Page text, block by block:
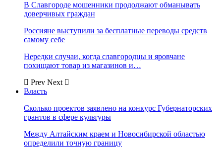
В Славгороде мошенники продолжают обманывать
доверчивых граждан
Россияне выступили за бесплатные переводы средств
самому себе
Нередки случаи, когда славгородцы и яровчане
похищают товар из магазинов и…
Prev Next
Власть
Сколько проектов заявлено на конкурс Губернаторских
грантов в сфере культуры
Между Алтайским краем и Новосибирской областью
определили точную границу